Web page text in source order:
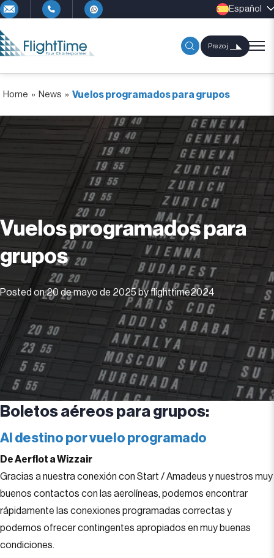
Español
Prezoj
Home » News » Vuelos programados para grupos
Vuelos programados para
grupos
Posted on20 de mayo de 2025 byflighttime2024
Boletos aéreos para grupos:
Al destino por vuelo programado
De Aerflot a Wizzair
Gracias a nuestra conexión con Start / Amadeus y nuestros muy
buenos contactos con las aerolíneas, podemos encontrar
rápidamente las conexiones programadas correctas y
podemos ofrecer contingentes apropiados en muy buenas
condiciones.